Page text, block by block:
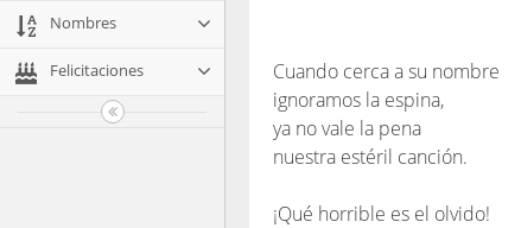
Nombres
Felicitaciones
Cuando cerca a su nombre
ignoramos la espina,
ya no vale la pena
nuestra estéril canción.
¡Qué horrible es el olvido!